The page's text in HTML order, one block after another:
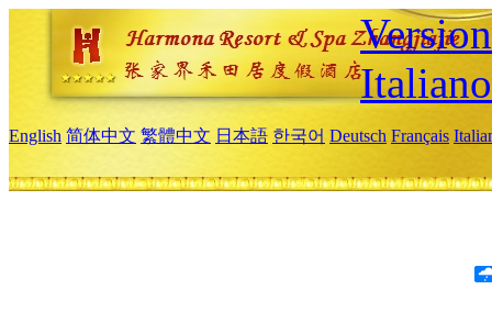
Italiano
English 简体中文 繁體中文 日本語 한국어 Deutsch Français